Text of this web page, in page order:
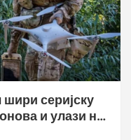
серијску
и улази на